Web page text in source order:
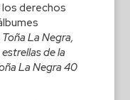
los derechos
La Negra,
de la
La Negra 40